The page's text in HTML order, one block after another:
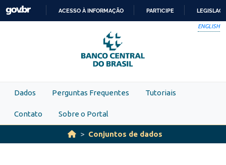
Skip to main content
PARA
O
CONTEÚDO
ACESSO À INFORMAÇÃO PARTICIPE
ENGLISH
Dados Perguntas Frequentes Tutoriais
Contato Sobre o Portal
Conjuntos de dados